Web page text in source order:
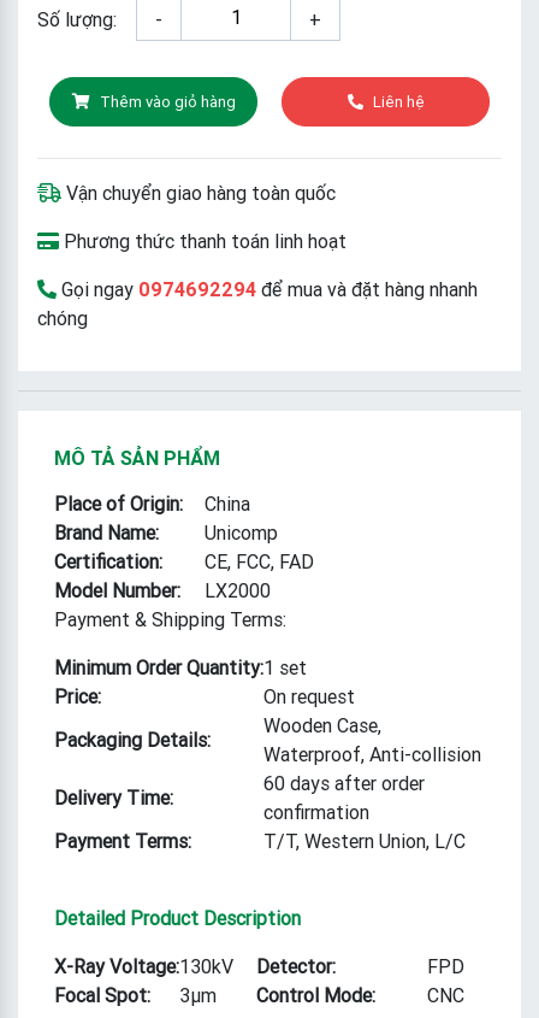
Số lượng: - +
Thêm vào giỏ hàng Liên hệ
Vận chuyển giao hàng toàn quốc
Phương thức thanh toán linh hoạt
Gọi ngay 0974692294 để mua và đặt hàng nhanh
chóng
MÔ TẢ SẢN PHẨM
Place of Origin:
China
Brand Name:
Unicomp
Certification:
CE, FCC, FAD
Model Number:
LX2000
Payment & Shipping Terms:
Minimum Order Quantity:1 set
Price:
On request
Packaging Details:
Wooden Case,
Waterproof, Anti-collision
Delivery Time:
60 days after order
confirmation
Payment Terms:
T/T, Western Union, L/C
Detailed Product Description
X-Ray Voltage:130kV Detector:
FPD
Focal Spot:
3μm Control Mode: CNC